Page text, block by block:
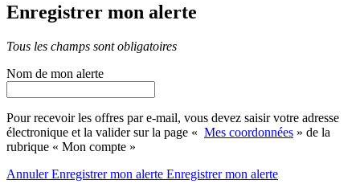
Enregistrer mon alerte
Tous les champs sont obligatoires
Nom de mon alerte
Pour recevoir les offres par e-mail, vous devez saisir votre adresse
électronique et la valider sur la page « Mes coordonnées » de la
rubrique « Mon compte »
AnnulerEnregistrer mon alerte Enregistrermon alerte